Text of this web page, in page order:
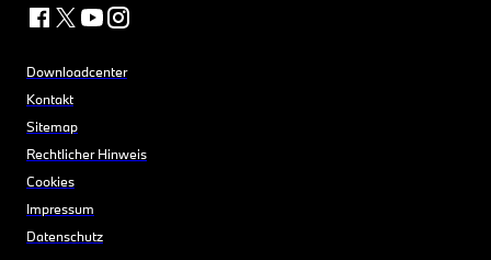
Downloadcenter
Kontakt
Sitemap
Rechtlicher Hinweis
Cookies
Impressum
Datenschutz